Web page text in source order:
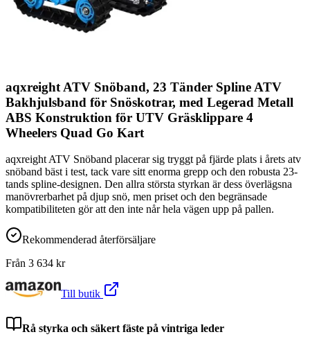
aqxreight ATV Snöband, 23 Tänder Spline ATV
Bakhjulsband för Snöskotrar, med Legerad Metall
ABS Konstruktion för UTV Gräsklippare 4
Wheelers Quad Go Kart
aqxreight ATV Snöband placerar sig tryggt på fjärde plats i årets atv
snöband bäst i test, tack vare sitt enorma grepp och den robusta 23-
tands spline-designen. Den allra största styrkan är dess överlägsna
manövrerbarhet på djup snö, men priset och den begränsade
kompatibiliteten gör att den inte når hela vägen upp på pallen.
Rekommenderad återförsäljare
Från 3 634 kr
Till butik
Rå styrka och säkert fäste på vintriga leder